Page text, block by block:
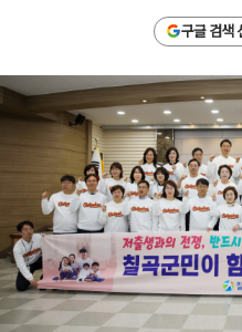
구글 검색